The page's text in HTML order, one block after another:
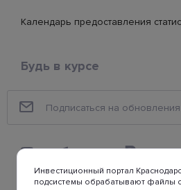
Календарь предоставления
Будь в курсе
Инвестиционный портал
подсистемы обрабатывают файлы